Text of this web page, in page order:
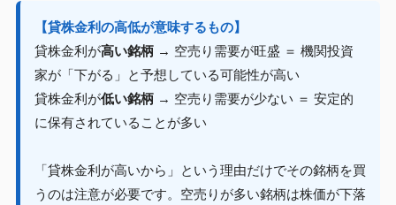
【貸株金利の高低が意味するもの】
貸株金利が高い銘柄→ 空売り需要が旺盛 ＝ 機関投資
家が「下がる」と予想している可能性が高い
貸株金利が低い銘柄→ 空売り需要が少ない ＝ 安定的
に保有されていることが多い
「貸株金利が高いから」という理由だけでその銘柄を買
うのは注意が必要です。空売りが多い銘柄は株価が下落